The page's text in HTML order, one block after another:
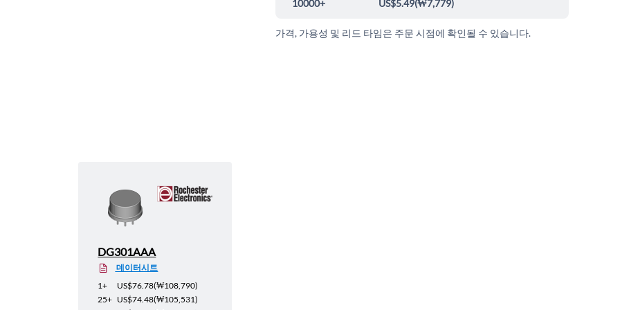
10000+ US$5.49(₩7,779)
가격, 가용성 및 리드 타임은 주문 시점에 확인될 수 있습니다.
DG301AAA
데이터시트
1+
US$76.78(₩108,790)
25+ US$74.48(₩105,531)